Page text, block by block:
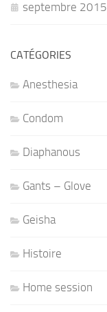
septembre 2015
CATÉGORIES
Anesthesia
Condom
Diaphanous
Gants – Glove
Geisha
Histoire
Home session